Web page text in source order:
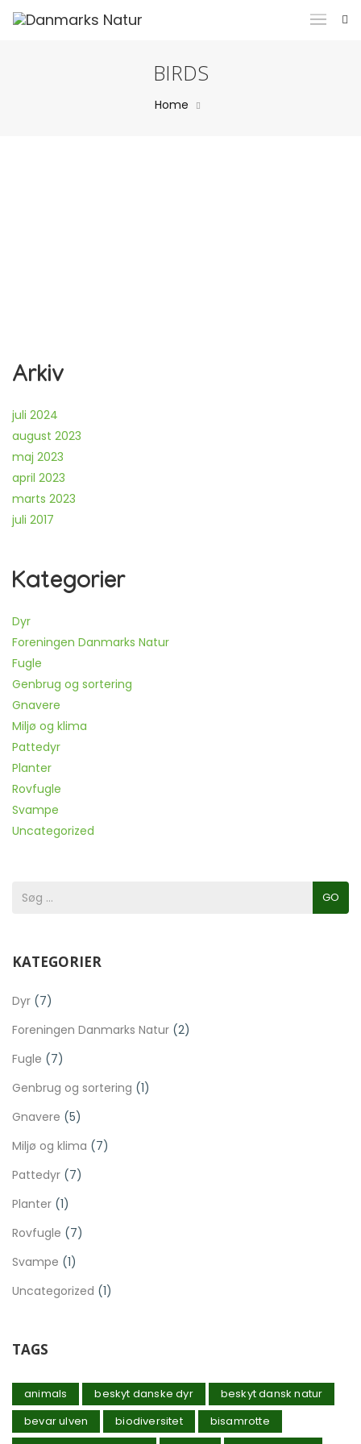
BIRDS
Home
Arkiv
juli 2024
august 2023
maj 2023
april 2023
marts 2023
juli 2017
Kategorier
Dyr
Foreningen Danmarks Natur
Fugle
Genbrug og sortering
Gnavere
Miljø og klima
Pattedyr
Planter
Rovfugle
Svampe
Uncategorized
GO
KATEGORIER
Dyr (7)
Foreningen Danmarks Natur (2)
Fugle (7)
Genbrug og sortering (1)
Gnavere (5)
Miljø og klima (7)
Pattedyr (7)
Planter (1)
Rovfugle (7)
Svampe (1)
Uncategorized (1)
TAGS
animals beskyt danske dyr
beskyt dansk natur
bevar ulven
biodiversitet
bisamrotte